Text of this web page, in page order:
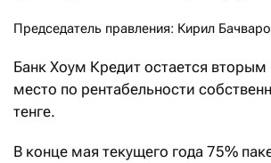
Председатель правления: Кирил
Банк Хоум Кредит остается вторым
место по рентабельности
тенге.
В конце мая текущего года 75%